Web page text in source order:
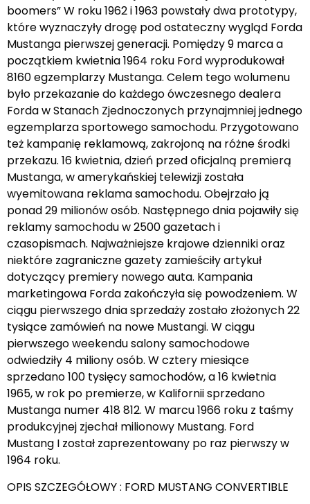
boomers” W roku 1962 i 1963 powstały dwa prototypy,
które wyznaczyły drogę pod ostateczny wygląd Forda
Mustanga pierwszej generacji. Pomiędzy 9 marca a
początkiem kwietnia 1964 roku Ford wyprodukował
8160 egzemplarzy Mustanga. Celem tego wolumenu
było przekazanie do każdego ówczesnego dealera
Forda w Stanach Zjednoczonych przynajmniej jednego
egzemplarza sportowego samochodu. Przygotowano
też kampanię reklamową, zakrojoną na różne środki
przekazu. 16 kwietnia, dzień przed oficjalną premierą
Mustanga, w amerykańskiej telewizji została
wyemitowana reklama samochodu. Obejrzało ją
ponad 29 milionów osób. Następnego dnia pojawiły się
reklamy samochodu w 2500 gazetach i
czasopismach. Najważniejsze krajowe dzienniki oraz
niektóre zagraniczne gazety zamieściły artykuł
dotyczący premiery nowego auta. Kampania
marketingowa Forda zakończyła się powodzeniem. W
ciągu pierwszego dnia sprzedaży zostało złożonych 22
tysiące zamówień na nowe Mustangi. W ciągu
pierwszego weekendu salony samochodowe
odwiedziły 4 miliony osób. W cztery miesiące
sprzedano 100 tysięcy samochodów, a 16 kwietnia
1965, w rok po premierze, w Kalifornii sprzedano
Mustanga numer 418 812. W marcu 1966 roku z taśmy
produkcyjnej zjechał milionowy Mustang. Ford
Mustang I został zaprezentowany po raz pierwszy w
1964 roku.
OPIS SZCZEGÓŁOWY : FORD MUSTANG CONVERTIBLE